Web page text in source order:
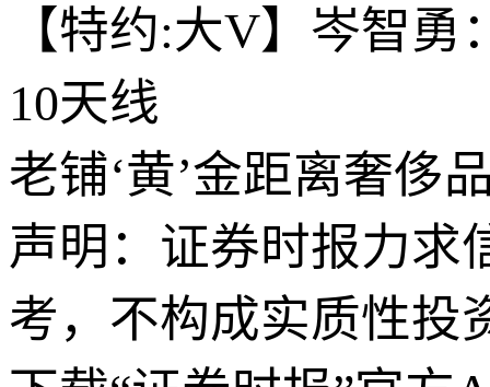
【特约:大V】岑智
10天线
老铺‘黄’金距离奢侈
声明：证券时报力求
考，不构成实质性投